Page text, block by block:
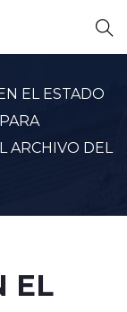
EL ESTADO
ARCHIVO DEL
EL